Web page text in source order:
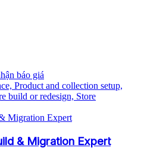
báo giá
Product and collection setup,
build or redesign, Store
& Migration Expert